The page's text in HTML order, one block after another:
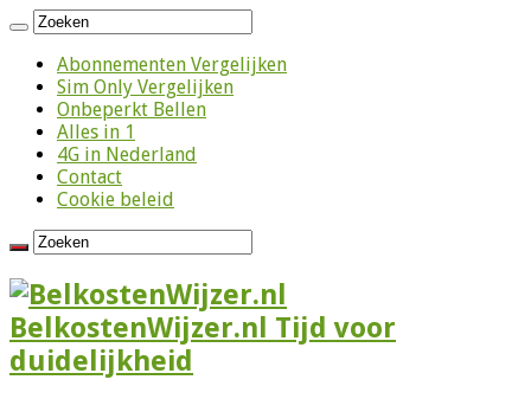
Abonnementen Vergelijken
Sim Only Vergelijken
Onbeperkt Bellen
Alles in 1
4G in Nederland
Contact
Cookie beleid
BelkostenWijzer.nl Tijd voor
duidelijkheid